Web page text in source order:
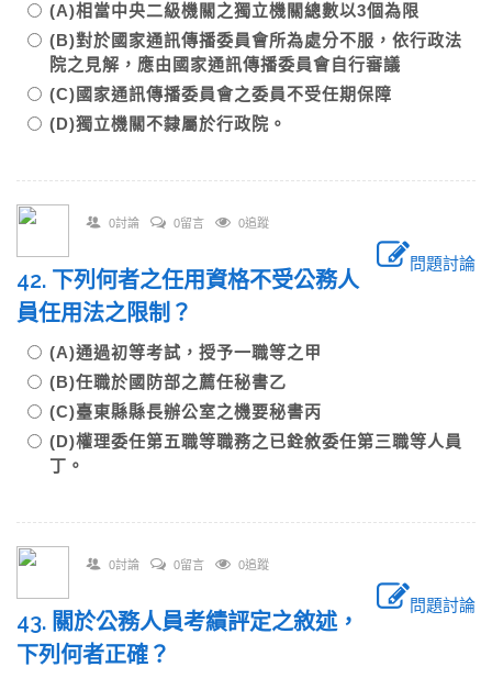
(A)相當中央二級機關之獨立機關總數以3個為限
(B)對於國家通訊傳播委員會所為處分不服，依行政法
院之見解，應由國家通訊傳播委員會自行審議
(C)國家通訊傳播委員會之委員不受任期保障
(D)獨立機關不隸屬於行政院。
0討論 0留言 0追蹤
問題討論
42. 下列何者之任用資格不受公務人
員任用法之限制？
(A)通過初等考試，授予一職等之甲
(B)任職於國防部之薦任秘書乙
(C)臺東縣縣長辦公室之機要秘書丙
(D)權理委任第五職等職務之已銓敘委任第三職等人員
丁。
0討論 0留言 0追蹤
問題討論
43. 關於公務人員考績評定之敘述，
下列何者正確？